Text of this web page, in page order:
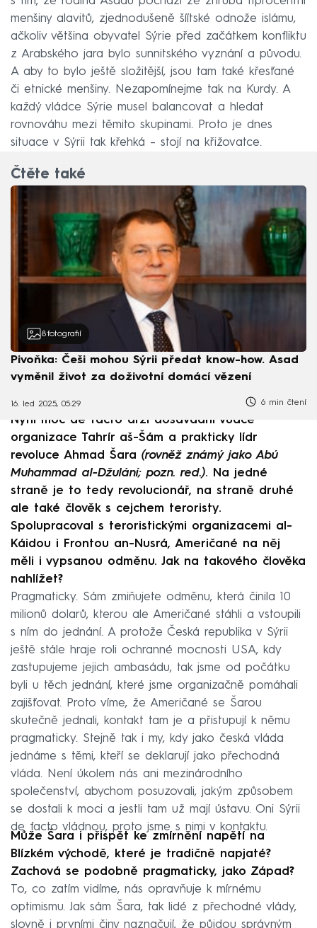
menšiny alavitů, zjednodušeně šíítské odnože islámu,
ačkoliv většina obyvatel Sýrie před začátkem konfliktu
z Arabského jara bylo sunnitského vyznání a původu.
A aby to bylo ještě složitější, jsou tam také křesťané
či etnické menšiny. Nezapomínejme tak na Kurdy. A
každý vládce Sýrie musel balancovat a hledat
rovnováhu mezi těmito skupinami. Proto je dnes
situace v Sýrii tak křehká – stojí na křižovatce.
Čtěte také
8 fotografií
Pivoňka: Češi mohou Sýrii předat know-how. Asad
vyměnil život za doživotní domácí vězení
16. led 2025, 05:29 6 min čtení
Nyní moc de facto drží dosavadní vůdce
organizace Tahrír aš-Šám a prakticky lídr
revoluce Ahmad Šara (rovněž známý jako Abú
Muhammad al-Džulání; pozn. red.). Na jedné
straně je to tedy revolucionář, na straně druhé
ale také člověk s cejchem teroristy.
Spolupracoval s teroristickými organizacemi al-
Káidou i Frontou an-Nusrá, Američané na něj
měli i vypsanou odměnu. Jak na takového člověka
nahlížet?
Pragmaticky. Sám zmiňujete odměnu, která činila 10
milionů dolarů, kterou ale Američané stáhli a vstoupili
s ním do jednání. A protože Česká republika v Sýrii
ještě stále hraje roli ochranné mocnosti USA, kdy
zastupujeme jejich ambasádu, tak jsme od počátku
byli u těch jednání, které jsme organizačně pomáhali
zajišťovat. Proto víme, že Američané se Šarou
skutečně jednali, kontakt tam je a přistupují k němu
pragmaticky. Stejně tak i my, kdy jako česká vláda
jednáme s těmi, kteří se deklarují jako přechodná
vláda. Není úkolem nás ani mezinárodního
společenství, abychom posuzovali, jakým způsobem
se dostali k moci a jestli tam už mají ústavu. Oni Sýrii
de facto vládnou, proto jsme s nimi v kontaktu.
Může Šara i přispět ke zmírnění napětí na
Blízkém východě, které je tradičně napjaté?
Zachová se podobně pragmaticky, jako Západ?
To, co zatím vidíme, nás opravňuje k mírnému
optimismu. Jak sám Šara, tak lidé z přechodné vlády,
slovně i prvními činy naznačují, že půjdou správným